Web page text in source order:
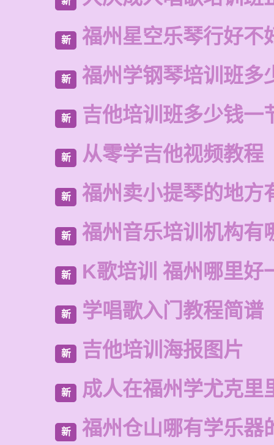
新 福州星空乐琴行好不
新 福州学钢琴培训班多
新 吉他培训班多少钱一
新 从零学吉他视频教程
新 福州卖小提琴的地方
新 福州音乐培训机构有
新 K歌培训 福州哪里好
新 学唱歌入门教程简谱
新 吉他培训海报图片
新 成人在福州学尤克里
新 福州仓山哪有学乐器